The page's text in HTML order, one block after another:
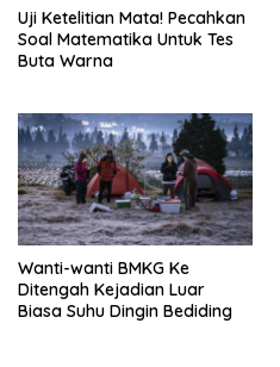
Uji Ketelitian Mata! Pecahkan
Soal Matematika Untuk Tes
Buta Warna
Wanti-wanti BMKG Ke
Ditengah Kejadian Luar
Biasa Suhu Dingin Bediding